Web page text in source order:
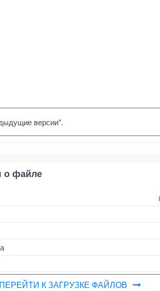
версии".
о файле
ПЕРЕЙТИ К ЗАГРУЗКЕ ФАЙЛОВ